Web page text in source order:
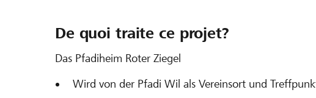
De quoi traite ce projet?
Das Pfadiheim Roter Ziegel
Wird von der Pfadi Wil als Vereinsort und